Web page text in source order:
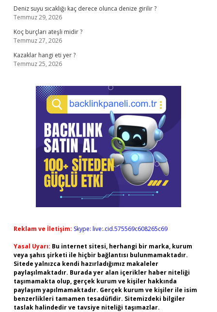
Deniz suyu sıcaklığı kaç derece olunca denize girilir ?
Temmuz 29, 2026
Koç burçları ateşli midir ?
Temmuz 27, 2026
Kazaklar hangi eti yer ?
Temmuz 25, 2026
Reklam ve İletişim: Skype: live:.cid.575569c608265c69
Yasal Uyarı: Bu internet sitesi, herhangi bir marka, kurum
veya şahıs şirketi ile hiçbir bağlantısı bulunmamaktadır.
Sitede yalnızca kendi hazırladığımız makaleler
paylaşılmaktadır. Burada yer alan içerikler haber niteliği
taşımamakta olup, gerçek kurum ve kişiler hakkında
paylaşım yapılmamaktadır. Gerçek kurum ve kişiler ile isim
benzerlikleri tamamen tesadüfidir. Sitemizdeki bilgiler
taslak halindedir ve tavsiye niteliği taşımazlar.